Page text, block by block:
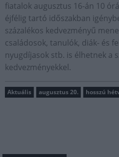
fiatalok augusztus 16-án 10
éjfélig tartó időszakban
százalékos kedvezményű
családosok, tanulók, diák- és
nyugdíjasok stb. is élhetnek a
kedvezményekkel.
Aktuális augusztus 20. hosszú